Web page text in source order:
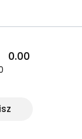
0.00